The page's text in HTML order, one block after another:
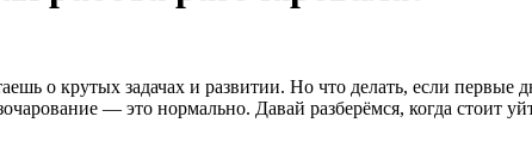
о крутых задачах и развитии. Но что делать, если первые
— это нормально. Давай разберёмся, когда стоит